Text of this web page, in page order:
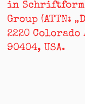
in Schriftform
Group (ATTN:
2220 Colorado
90404, USA.